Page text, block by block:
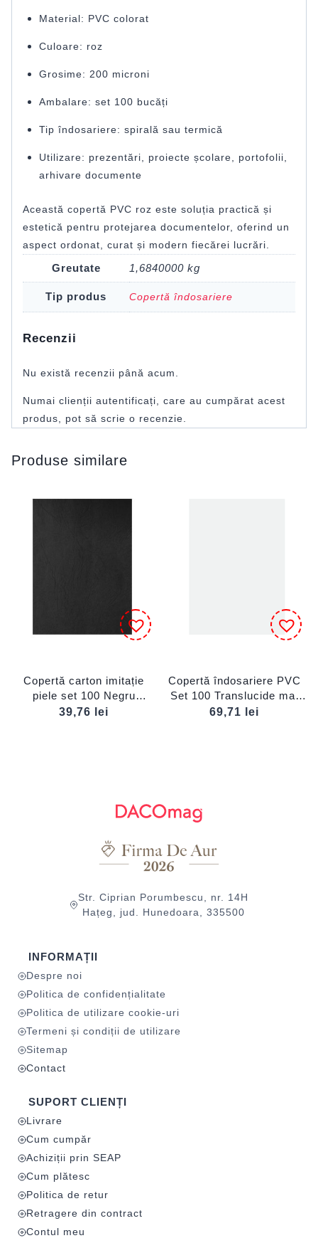
Material: PVC colorat
Culoare: roz
Grosime: 200 microni
Ambalare: set 100 bucăți
Tip îndosariere: spirală sau termică
Utilizare: prezentări, proiecte școlare, portofolii,
arhivare documente
Această copertă PVC roz este soluția practică și
estetică pentru protejarea documentelor, oferind un
aspect ordonat, curat și modern fiecărei lucrări.
Greutate 1,6840000 kg
Tip produs Copertă îndosariere
Recenzii
Nu există recenzii până acum.
Numai clienții autentificați, care au cumpărat acest
produs, pot să scrie o recenzie.
Produse similare
Copertă carton imitație
piele set 100 Negru
ECADA
39,76 lei
Copertă îndosariere PVC
Set 100 Translucide mat
ECADA
69,71 lei
Str. Ciprian Porumbescu, nr. 14H
Hațeg, jud. Hunedoara, 335500
INFORMAȚII
Despre noi
Politica de confidențialitate
Politica de utilizare cookie-uri
Termeni și condiții de utilizare
Sitemap
Contact
SUPORT CLIENȚI
Livrare
Cum cumpăr
Achiziții prin SEAP
Cum plătesc
Politica de retur
Retragere din contract
Contul meu